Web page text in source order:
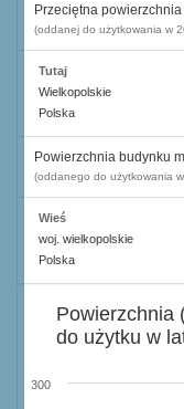
Przeciętna
(oddanej do użytkowania w
Tutaj
Wielkopolskie
Polska
Powierzchnia budynku
(oddanego do użytkowania
Wieś
woj. wielkopolskie
Polska
300
Powierzchnia
do użytku w